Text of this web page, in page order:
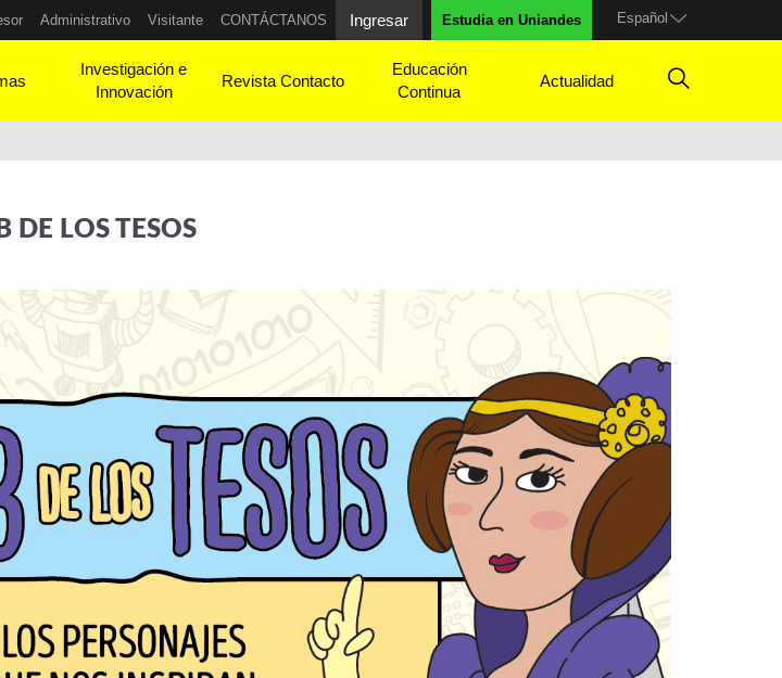
Español
Administrativo Visitante CONTÁCTANOS Ingresar Estudia en Uniandes
Investigación e
Innovación
Revista Contacto
Educación
Continua
Actualidad
DE LOS TESOS